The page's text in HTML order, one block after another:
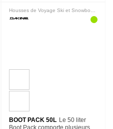
Housses de Voyage Ski et Snowboard
BOOT PACK 50L Le 50 liter